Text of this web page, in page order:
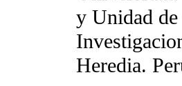
y Unidad
Heredia.